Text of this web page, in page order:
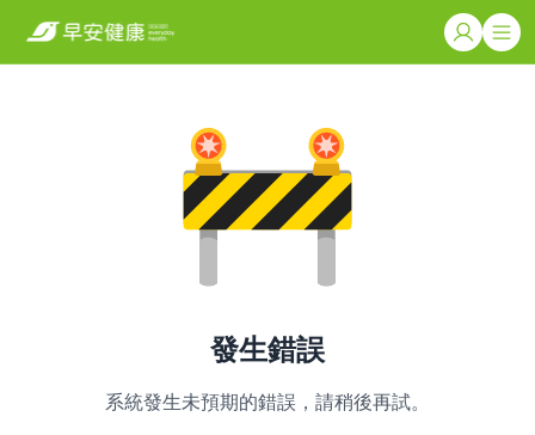
發生錯誤
系統發生未預期的錯誤，請稍後再試。